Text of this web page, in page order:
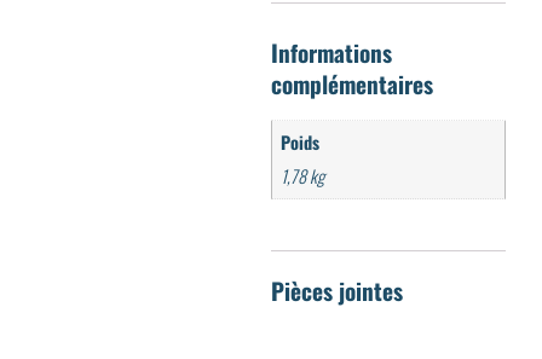
Informations
complémentaires
Poids
1,78 kg